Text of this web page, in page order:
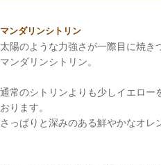
マンダリンシトリン
太陽のような力強さが一際目に焼き
マンダリンシトリン。
通常のシトリンよりも少しイエロー
おります。
さっぱりと深みのある鮮やかなオレ
カート
お買い物